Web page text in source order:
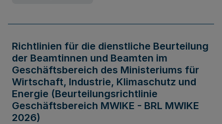
Richtlinien für die dienstliche Beurteilung
der Beamtinnen und Beamten im
Geschäftsbereich des Ministeriums für
Wirtschaft, Industrie, Klimaschutz und
Energie (Beurteilungsrichtlinie
Geschäftsbereich MWIKE - BRL MWIKE
2026)